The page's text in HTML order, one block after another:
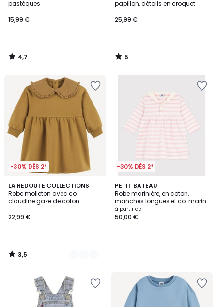
pastèques
15,99 €
4,7
/
papillon, détails en croquet
25,99 €
5
5
/
-30% DÈS 2*
LA REDOUTE COLLECTIONS
Robe molleton avec col
claudine gaze de coton
22,99 €
3,5
/ 5
2
Couleurs
3,5
/
-30% DÈS 2*
PETIT BATEAU
Robe marinière, en coton,
manches longues et col marin
à partir de
50,00 €